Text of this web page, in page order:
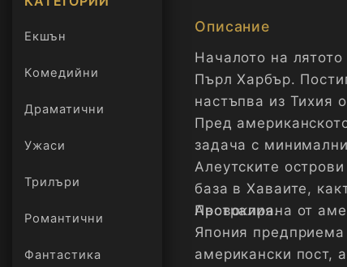
Екшън
Комедийни
Драматични
Ужаси
Трилъри
онлайн
Романтични
Фантастика
Описание
Началото на
Пърл Харбър.
настъпва из Тихия
Пред
задача с
Алеутските
база в Хаваите,
Австралия.
Провокирана от
Япония
американски пост,